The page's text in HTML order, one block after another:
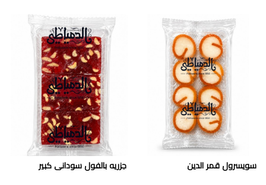
سويسرول قمر الدين جزريه بالفول سودانى كبير